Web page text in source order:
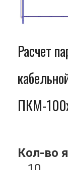
Расчет
ПКМ-
Кол-во